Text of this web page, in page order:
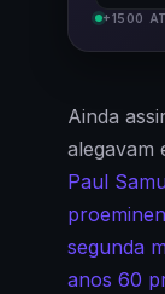
+1500
Ainda
alegavam
Paul
segunda
anos 60